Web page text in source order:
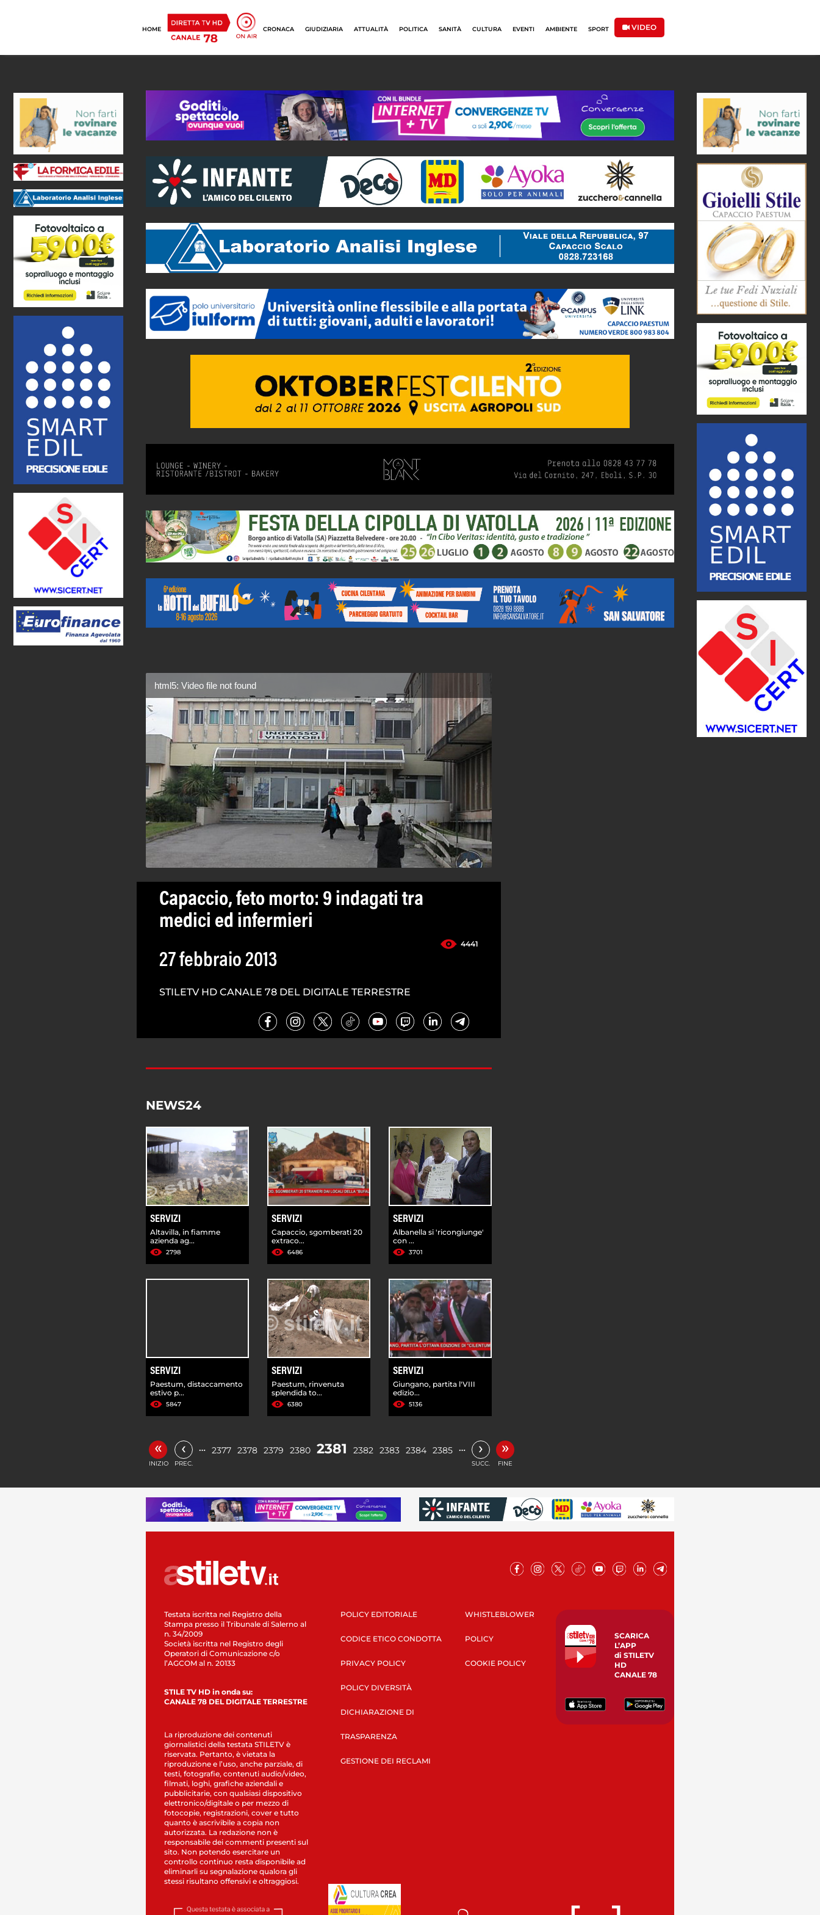
HOME CRONACA GIUDIZIARIA ATTUALITÀ POLITICA SANITÀ CULTURA EVENTI AMBIENTE SPORT VIDEO
html5: Video file not found
Capaccio, feto morto: 9 indagati tra
medici ed infermieri
4441
27 febbraio 2013
STILETV HD CANALE 78 DEL DIGITALE TERRESTRE
NEWS24
SERVIZI
Altavilla, in fiamme
azienda ag...
2798
SERVIZI
Capaccio, sgomberati 20
extraco...
6486
SERVIZI
Albanella si 'ricongiunge'
con ...
3701
SERVIZI
Paestum, distaccamento
estivo p...
5847
SERVIZI
Paestum, rinvenuta
splendida to...
6380
SERVIZI
Giungano, partita l'VIII
edizio...
5136
«
INIZIO
‹
PREC.
… 2377 2378 2379 2380 2381 2382 2383 2384 2385 … ›
SUCC.
»
FINE
Testata iscritta nel Registro della
Stampa presso il Tribunale di Salerno al
n. 34/2009
Società iscritta nel Registro degli
Operatori di Comunicazione c/o
l’AGCOM al n. 20133
STILE TV HD in onda su:
CANALE 78 DEL DIGITALE TERRESTRE
La riproduzione dei contenuti
giornalistici della testata STILETV è
riservata. Pertanto, è vietata la
riproduzione e l’uso, anche parziale, di
testi, fotografie, contenuti audio/video,
filmati, loghi, grafiche aziendali e
pubblicitarie, con qualsiasi dispositivo
elettronico/digitale o per mezzo di
fotocopie, registrazioni, cover e tutto
quanto è ascrivibile a copia non
autorizzata. La redazione non è
responsabile dei commenti presenti sul
sito. Non potendo esercitare un
controllo continuo resta disponibile ad
eliminarli su segnalazione qualora gli
stessi risultano offensivi e oltraggiosi.
POLICY EDITORIALE
CODICE ETICO CONDOTTA
PRIVACY POLICY
POLICY DIVERSITÀ
DICHIARAZIONE DI
TRASPARENZA
GESTIONE DEI RECLAMI
WHISTLEBLOWER
POLICY
COOKIE POLICY
SCARICA
L’APP
di STILETV
HD
CANALE 78